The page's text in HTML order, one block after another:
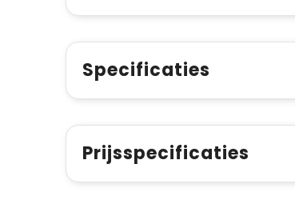
Specificaties
Prijsspecificaties